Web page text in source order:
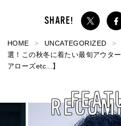
HOME UNCATEGORIZED
選！この秋冬に着たい最旬アウタ
アローズetc...】